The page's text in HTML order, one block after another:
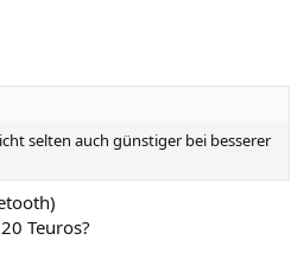
selten auch günstiger bei besserer
Teuros?